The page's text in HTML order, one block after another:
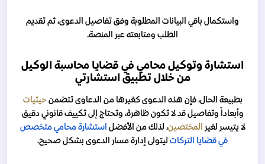
واستكمال باقي البيانات المطلوبة وفق تفاصيل الدعوى، ثم تقديم
الطلب ومتابعته عبر المنصة.
استشارة وتوكيل محامي في قضايا محاسبة الوكيل
من خلال تطبيق استشارتي
بطبيعة الحال، فإن هذه الدعوى كغيرها من الدعاوى تتضمنحيثيات
وأبعاداً وتفاصيل قد لا تكون ظاهرة، وتحتاج إلى تكييف قانوني دقيق
لا يتيسر لغير
المختصين، لذلك من الأفضل استشارة محامي متخصص
في قضايا التركات ليتولى إدارة مسار الدعوى بشكل صحيح.